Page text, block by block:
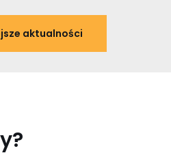
aktualności